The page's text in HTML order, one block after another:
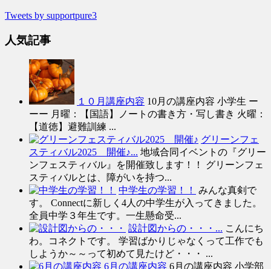
Tweets by supportpure3
人気記事
１０月講座内容 10月の講座内容 小学生 ー
ーー 月曜：【国語】ノートの書き方・写し書き 火曜：
【道徳】避難訓練 ...
グリーンフェ
スティバル2025 開催♪... 地域合同イベントの『グリー
ンフェスティバル』を開催致します！！ グリーンフェ
スティバルとは、障がいを持つ...
中学生の学習！！
みんな真剣で
す。 Connectに新しく4人の中学生が入ってきました。
全員中学３年生です。一生懸命受...
設計図からの・・・... こんにち
わ。コネクトです。 学習ばかりじゃなくって工作でも
しようか～～って初めて見たけど・・・ ...
6月の講座内容 6月の講座内容 小学部